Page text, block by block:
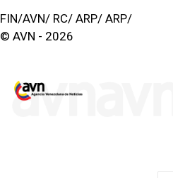
FIN/AVN/ RC/ ARP/ ARP/
© AVN - 2026